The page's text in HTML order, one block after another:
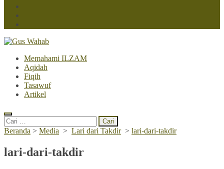
Memahami ILZAM
Aqidah
Fiqih
Tasawuf
Artikel
Cari
untuk:
Beranda > Media > Lari dari Takdir > lari-dari-takdir
lari-dari-takdir